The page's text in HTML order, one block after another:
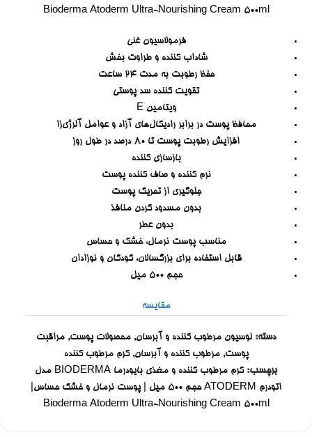
Bioderma Atoderm Ultra-Nourishing Cream 500ml
فرمولاسیون غنی
شاداب کننده و طراوت بخش
حفظ رطوبت به مدت ۲۴ ساعت
تقویت کننده سد پوستی
ویتامین E
محافظ پوست در برابر رادیکال‌های آزاد و عوامل آلرژی‌زا
افزایش رطوبت پوست تا ۸۰ درصد در طول روز
بازسازی کننده
نرم کننده و صاف کننده پوست
جلوگیری از تحریک پوست
بدون مسدود کردن منافذ
بدون عطر
مناسب پوست نرمال، خشک و حساس
قابل استفاده برای بزرگسالان، کودکان و نوزادان
حجم ۵۰۰ میل
مقایسه
دسته: لوسیون مرطوب کننده و آبرسان, محصولات پوست, مراقبت
پوست, مرطوب کننده و آبرسان, کرم مرطوب کننده
برچسب:
کرم مرطوب کننده و مغذی بایودرما BIODERMA مدل
اتودرم ATODERM حجم 500 میل | پوست نرمال و خشک حساس|
Bioderma Atoderm Ultra-Nourishing Cream 500ml